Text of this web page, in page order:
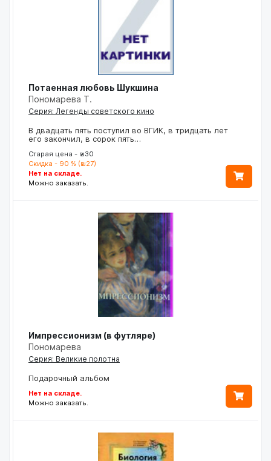
Потаенная любовь Шукшина
Пономарева Т.
Серия: Легенды советского кино
В двадцать пять поступил во ВГИК, в тридцать лет
его закончил, в сорок пять…
Старая цена - ₪30
Скидка - 90 % (₪27)
Нет на складе.
Можно заказать.
Импрессионизм (в футляре)
Пономарева
Серия: Великие полотна
Подарочный альбом
Нет на складе.
Можно заказать.